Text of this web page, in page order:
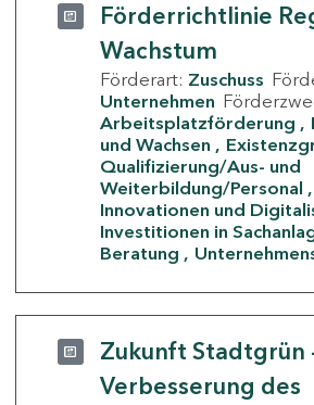
Förderrichtlinie
Wachstum
Förderart: Zuschuss
Unternehmen
Arbeitsplatzförderung
und Wachsen
Qualifizierung/Aus- und
Weiterbildung/Personal
Innovationen und
Investitionen in
Beratung
Zukunft Stadtgrün
Verbesserung des